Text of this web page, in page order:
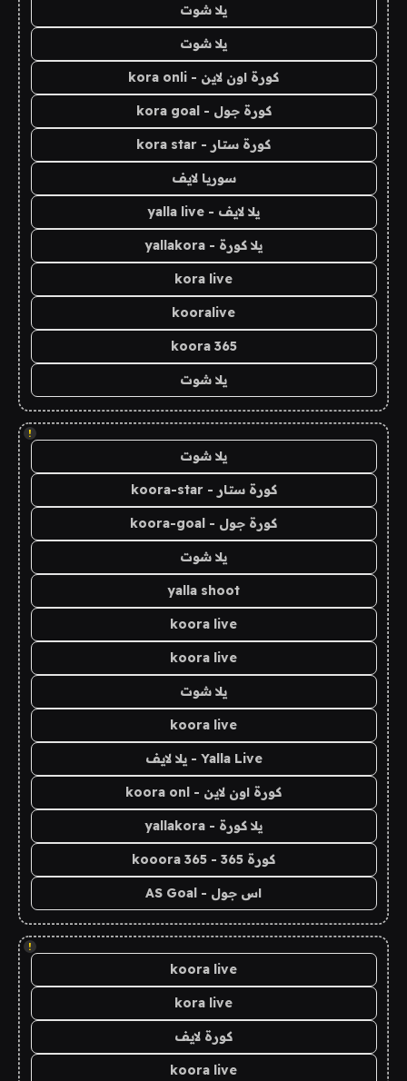
يلا شوت
يلا شوت
كورة اون لاين - kora onli
كورة جول - kora goal
كورة ستار - kora star
سوريا لايف
يلا لايف - yalla live
يلا كورة - yallakora
kora live
kooralive
koora 365
يلا شوت
!
يلا شوت
كورة ستار - koora-star
كورة جول - koora-goal
يلا شوت
yalla shoot
koora live
koora live
يلا شوت
koora live
Yalla Live - يلا لايف
كورة اون لاين - koora onl
يلا كورة - yallakora
كورة 365 - kooora 365
اس جول - AS Goal
!
koora live
kora live
كورة لايف
koora live